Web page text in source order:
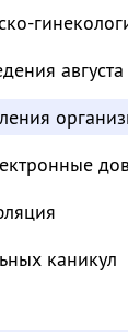
августа
каникул